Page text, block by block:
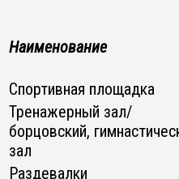
Наименование
Спортивная площадка
Тренажерный зал/
борцовский,
зал
Раздевалки